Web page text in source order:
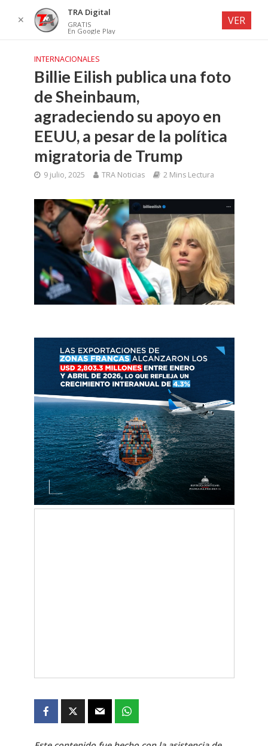
INTERNACIONALES
Billie Eilish publica una foto
de Sheinbaum,
agradeciendo su apoyo en
EEUU, a pesar de la política
migratoria de Trump
9 julio, 2025 TRA Noticias 2 Mins Lectura
✕
TRA Digital
GRATIS
En Google Play
VER